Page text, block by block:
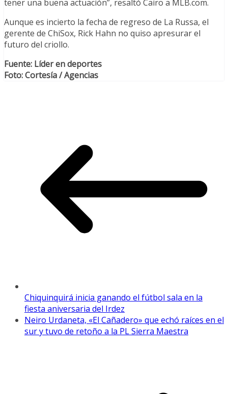
tener una buena actuación”, resaltó Cairo a MLB.com.
Aunque es incierto la fecha de regreso de La Russa, el
gerente de ChiSox, Rick Hahn no quiso apresurar el
futuro del criollo.
Fuente: Líder en deportes
Foto: Cortesía / Agencias
Chiquinquirá inicia ganando el fútbol sala en la
fiesta aniversaria del Irdez
Neiro Urdaneta, «El Cañadero» que echó raíces en el
sur y tuvo de retoño a la PL Sierra Maestra